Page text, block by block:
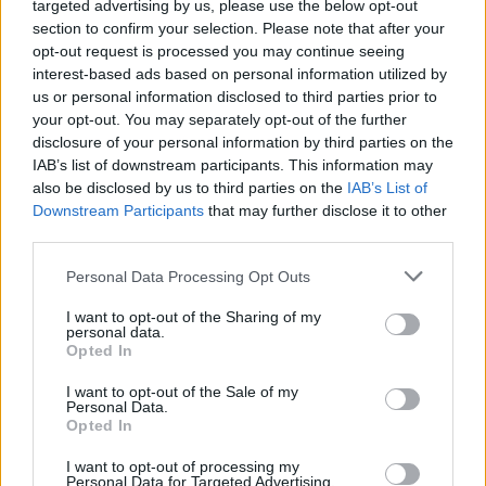
targeted advertising by us, please use the below opt-out
section to confirm your selection. Please note that after your
opt-out request is processed you may continue seeing
interest-based ads based on personal information utilized by
us or personal information disclosed to third parties prior to
your opt-out. You may separately opt-out of the further
disclosure of your personal information by third parties on the
IAB’s list of downstream participants. This information may
also be disclosed by us to third parties on the IAB’s List of
Downstream Participants that may further disclose it to other
Personal Data Processing Opt Outs
I want to opt-out of the Sharing of my
personal data.
Opted In
I want to opt-out of the Sale of my
Personal Data.
Opted In
I want to opt-out of processing my
Personal Data for Targeted Advertising.
Συνεχίζεται το μπρα ντε φερ για τα Στενά του
Το Ιράν επιμένει στο κλείσιμο – «Είναι σαν παρτίδα
σκακιού», λέει ο Τραμπ
10/08/2026
Τσίπρας για χρηματοδότηση της ΕΛΑΣ: «Θα είναι
πιο διαφανές κόμμα στην ελληνική πολιτική ζωή»
10/08/2026
Πέθανε ο συγγραφέας, Στέλιος Ράμφος σε ηλικία 87
ετών
Ιράν για την αμυντική συμφωνία Πακιστάν,
και Σαουδικής Αραβίας: «Μεταβολή της
10/08/2026
«Αναγκαία προσωρινή λύση η συλλογική ηγεσία»
με νόημα ο Πολάκης